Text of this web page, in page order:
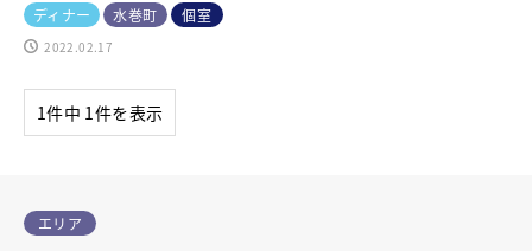
ディナー 水巻町 個室
2022.02.17
1件中 1件を表示
エリア